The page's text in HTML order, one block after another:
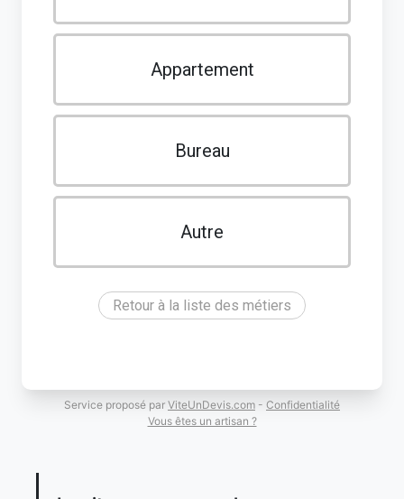
Appartement
Bureau
Autre
Retour à la liste des métiers
Service proposé par ViteUnDevis.com - Confidentialité
Vous êtes un artisan ?